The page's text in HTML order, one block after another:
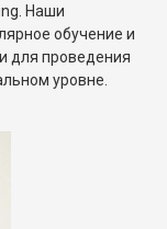
Наши
обучение и
для проведения
уровне.